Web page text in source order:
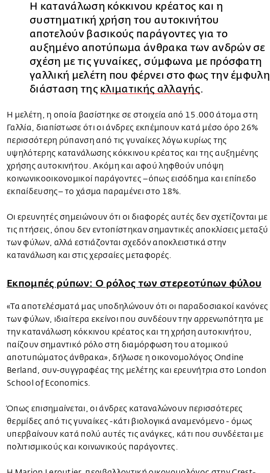
Η κατανάλωση κόκκινου κρέατος και η
συστηματική χρήση του αυτοκινήτου
αποτελούν βασικούς παράγοντες για το
αυξημένο αποτύπωμα άνθρακα των ανδρών σε
σχέση με τις γυναίκες, σύμφωνα με πρόσφατη
γαλλική μελέτη που φέρνει στο φως την έμφυλη
διάσταση της κλιματικής αλλαγής.
Η μελέτη, η οποία βασίστηκε σε στοιχεία από 15.000 άτομα στη
Γαλλία, διαπίστωσε ότι οι άνδρες εκπέμπουν κατά μέσο όρο 26%
περισσότερη ρύπανση από τις γυναίκες λόγω κυρίως της
υψηλότερης κατανάλωσης κόκκινου κρέατος και της αυξημένης
χρήσης αυτοκινήτου. Ακόμη και αφού ληφθούν υπόψη
κοινωνικοοικονομικοί παράγοντες –όπως εισόδημα και επίπεδο
εκπαίδευσης– το χάσμα παραμένει στο 18%.
Οι ερευνητές σημειώνουν ότι οι διαφορές αυτές δεν σχετίζονται με
τις πτήσεις, όπου δεν εντοπίστηκαν σημαντικές αποκλίσεις μεταξύ
των φύλων, αλλά εστιάζονται σχεδόν αποκλειστικά στην
κατανάλωση και στις χερσαίες μεταφορές.
Εκπομπές ρύπων: Ο ρόλος των στερεοτύπων φύλου
«Τα αποτελέσματά μας υποδηλώνουν ότι οι παραδοσιακοί κανόνες
των φύλων, ιδιαίτερα εκείνοι που συνδέουν την αρρενωπότητα με
την κατανάλωση κόκκινου κρέατος και τη χρήση αυτοκινήτου,
παίζουν σημαντικό ρόλο στη διαμόρφωση του ατομικού
αποτυπώματος άνθρακα», δήλωσε η οικονομολόγος Ondine
Berland, συν-συγγραφέας της μελέτης και ερευνήτρια στο London
School of Economics.
Όπως επισημαίνεται, οι άνδρες καταναλώνουν περισσότερες
θερμίδες από τις γυναίκες -κάτι βιολογικά αναμενόμενο - όμως
υπερβαίνουν κατά πολύ αυτές τις ανάγκες, κάτι που συνδέεται με
πολιτισμικούς και κοινωνικούς παράγοντες.